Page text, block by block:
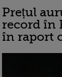
Prețul
record în
în raport